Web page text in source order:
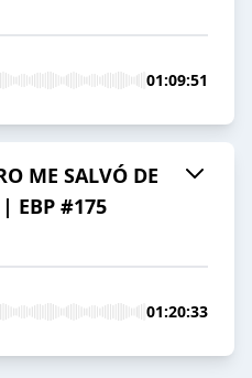
01:09:51
ME SALVÓ DE
EBP #175
01:20:33